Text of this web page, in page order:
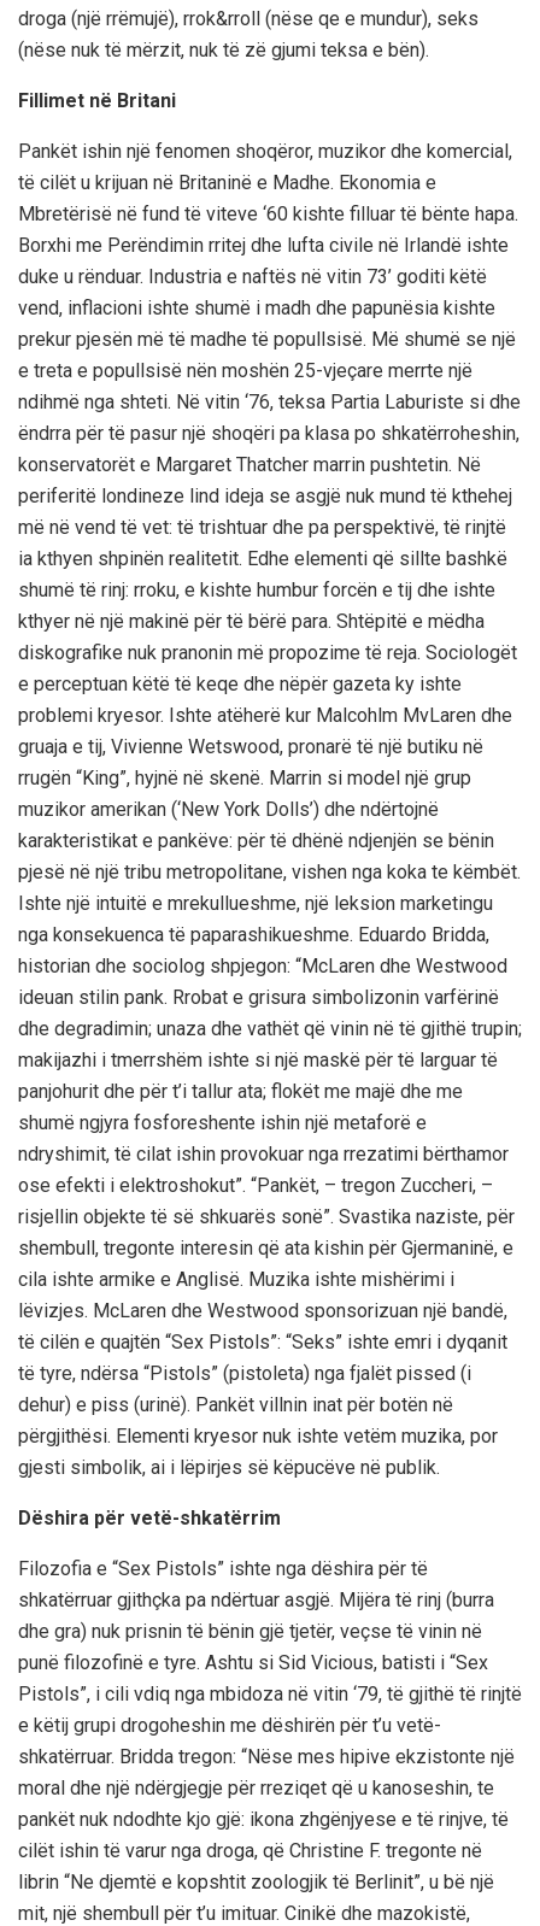
droga (një rrëmujë), rrok&rroll (nëse qe e mundur), seks
(nëse nuk të mërzit, nuk të zë gjumi teksa e bën).
Fillimet në Britani
Pankët ishin një fenomen shoqëror, muzikor dhe komercial,
të cilët u krijuan në Britaninë e Madhe. Ekonomia e
Mbretërisë në fund të viteve ‘60 kishte filluar të bënte hapa.
Borxhi me Perëndimin rritej dhe lufta civile në Irlandë ishte
duke u rënduar. Industria e naftës në vitin 73’ goditi këtë
vend, inflacioni ishte shumë i madh dhe papunësia kishte
prekur pjesën më të madhe të popullsisë. Më shumë se një
e treta e popullsisë nën moshën 25-vjeçare merrte një
ndihmë nga shteti. Në vitin ‘76, teksa Partia Laburiste si dhe
ëndrra për të pasur një shoqëri pa klasa po shkatërroheshin,
konservatorët e Margaret Thatcher marrin pushtetin. Në
periferitë londineze lind ideja se asgjë nuk mund të kthehej
më në vend të vet: të trishtuar dhe pa perspektivë, të rinjtë
ia kthyen shpinën realitetit. Edhe elementi që sillte bashkë
shumë të rinj: rroku, e kishte humbur forcën e tij dhe ishte
kthyer në një makinë për të bërë para. Shtëpitë e mëdha
diskografike nuk pranonin më propozime të reja. Sociologët
e perceptuan këtë të keqe dhe nëpër gazeta ky ishte
problemi kryesor. Ishte atëherë kur Malcohlm MvLaren dhe
gruaja e tij, Vivienne Wetswood, pronarë të një butiku në
rrugën “King”, hyjnë në skenë. Marrin si model një grup
muzikor amerikan (‘New York Dolls’) dhe ndërtojnë
karakteristikat e pankëve: për të dhënë ndjenjën se bënin
pjesë në një tribu metropolitane, vishen nga koka te këmbët.
Ishte një intuitë e mrekullueshme, një leksion marketingu
nga konsekuenca të paparashikueshme. Eduardo Bridda,
historian dhe sociolog shpjegon: “McLaren dhe Westwood
ideuan stilin pank. Rrobat e grisura simbolizonin varfërinë
dhe degradimin; unaza dhe vathët që vinin në të gjithë trupin;
makijazhi i tmerrshëm ishte si një maskë për të larguar të
panjohurit dhe për t’i tallur ata; flokët me majë dhe me
shumë ngjyra fosforeshente ishin një metaforë e
ndryshimit, të cilat ishin provokuar nga rrezatimi bërthamor
ose efekti i elektroshokut”. “Pankët, – tregon Zuccheri, –
risjellin objekte të së shkuarës sonë”. Svastika naziste, për
shembull, tregonte interesin që ata kishin për Gjermaninë, e
cila ishte armike e Anglisë. Muzika ishte mishërimi i
lëvizjes. McLaren dhe Westwood sponsorizuan një bandë,
të cilën e quajtën “Sex Pistols”: “Seks” ishte emri i dyqanit
të tyre, ndërsa “Pistols” (pistoleta) nga fjalët pissed (i
dehur) e piss (urinë). Pankët villnin inat për botën në
përgjithësi. Elementi kryesor nuk ishte vetëm muzika, por
gjesti simbolik, ai i lëpirjes së këpucëve në publik.
Dëshira për vetë-shkatërrim
Filozofia e “Sex Pistols” ishte nga dëshira për të
shkatërruar gjithçka pa ndërtuar asgjë. Mijëra të rinj (burra
dhe gra) nuk prisnin të bënin gjë tjetër, veçse të vinin në
punë filozofinë e tyre. Ashtu si Sid Vicious, batisti i “Sex
Pistols”, i cili vdiq nga mbidoza në vitin ‘79, të gjithë të rinjtë
e këtij grupi drogoheshin me dëshirën për t’u vetë-
shkatërruar. Bridda tregon: “Nëse mes hipive ekzistonte një
moral dhe një ndërgjegje për rreziqet që u kanoseshin, te
pankët nuk ndodhte kjo gjë: ikona zhgënjyese e të rinjve, të
cilët ishin të varur nga droga, që Christine F. tregonte në
librin “Ne djemtë e kopshtit zoologjik të Berlinit”, u bë një
mit, një shembull për t’u imituar. Cinikë dhe mazokistë,